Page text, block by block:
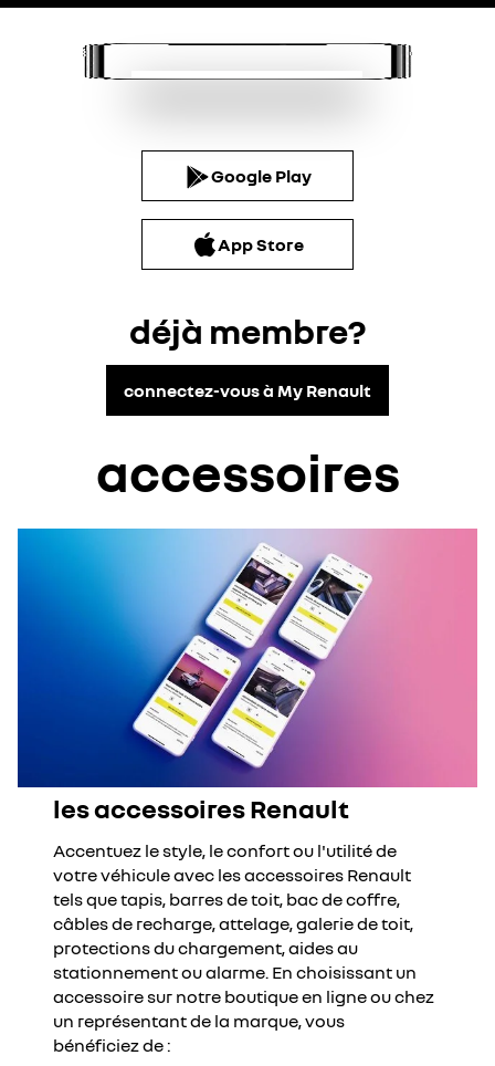
Google Play
App Store
déjà membre?
connectez-vous à My Renault
accessoires
les accessoires Renault
Accentuez le style, le confort ou l'utilité de
votre véhicule avec les accessoires Renault
tels que tapis, barres de toit, bac de coffre,
câbles de recharge, attelage, galerie de toit,
protections du chargement, aides au
stationnement ou alarme. En choisissant un
accessoire sur notre boutique en ligne ou chez
un représentant de la marque, vous
bénéficiez de :